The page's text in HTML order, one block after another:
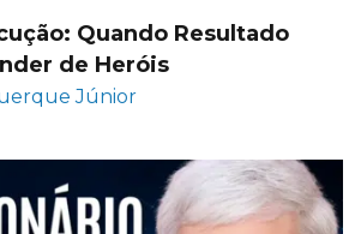
Quando Resultado
de Heróis
Júnior